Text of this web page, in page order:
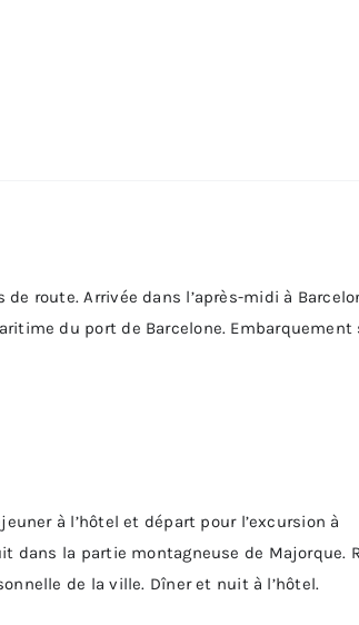
route. Arrivée dans l’après-midi à
du port de Barcelone. Embarquement
à l’hôtel et départ pour l’excursion à
dans la partie montagneuse de Majorque.
de la ville. Dîner et nuit à l’hôtel.